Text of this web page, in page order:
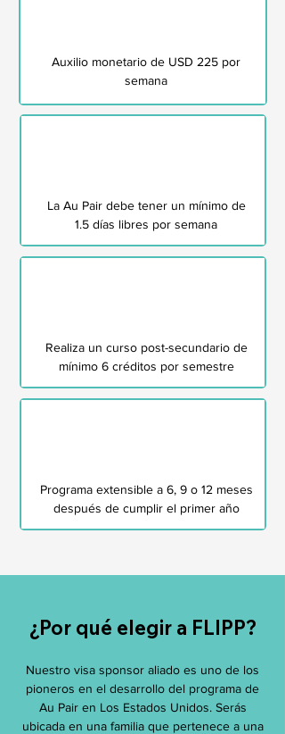
Auxilio monetario de USD 225 por
semana
La Au Pair debe tener un mínimo de
1.5 días libres por semana
Realiza un curso post-secundario de
mínimo 6 créditos por semestre
Programa extensible a 6, 9 o 12 meses
después de cumplir el primer año
¿Por qué elegir a FLIPP?
Nuestro visa sponsor aliado es uno de los
pioneros en el desarrollo del programa de
Au Pair en Los Estados Unidos. Serás
ubicada en una familia que pertenece a una